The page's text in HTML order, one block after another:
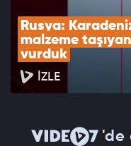
Rusya:
malzeme
vurduk
İZLE
'de